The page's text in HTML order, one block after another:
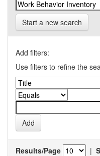
Start a new search
Add filters:
Use filters to refine the
Results/Page |